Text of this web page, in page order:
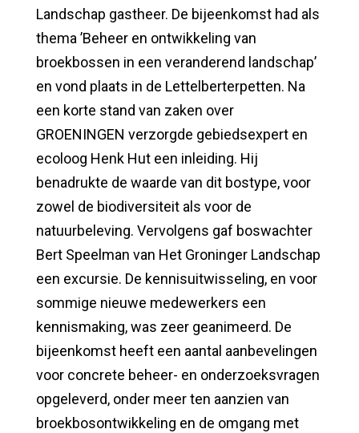
Landschap gastheer. De bijeenkomst had als
thema ’Beheer en ontwikkeling van
broekbossen in een veranderend landschap’
en vond plaats in de Lettelberterpetten. Na
een korte stand van zaken over
GROENINGEN verzorgde gebiedsexpert en
ecoloog Henk Hut een inleiding. Hij
benadrukte de waarde van dit bostype, voor
zowel de biodiversiteit als voor de
natuurbeleving. Vervolgens gaf boswachter
Bert Speelman van Het Groninger Landschap
een excursie. De kennisuitwisseling, en voor
sommige nieuwe medewerkers een
kennismaking, was zeer geanimeerd. De
bijeenkomst heeft een aantal aanbevelingen
voor concrete beheer- en onderzoeksvragen
opgeleverd, onder meer ten aanzien van
broekbosontwikkeling en de omgang met